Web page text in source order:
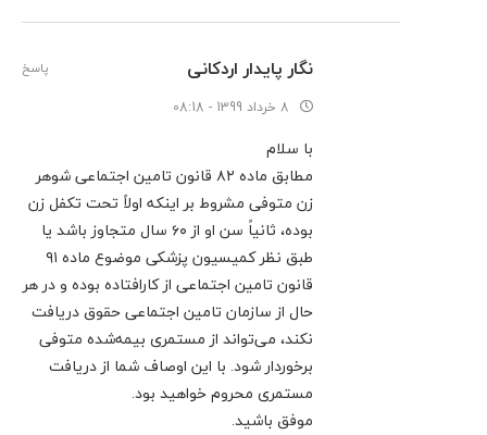
نگار پایدار اردکانی
8 خرداد 1399 - 08:18
با سلام
مطابق ماده ۸۲ قانون تامین اجتماعی شوهر
زن متوفی مشروط بر اینکه اولاً تحت تکفل زن
بوده، ثانیاً سن ‌او از ۶۰ سال متجاوز باشد یا
طبق نظر کمیسیون پزشکی موضوع ماده ۹۱
قانون تامین اجتماعی از کارافتاده بوده و در هر
حال از سازمان تامین اجتماعی حقوق دریافت
نکند، می‌تواند از مستمری بیمه‌شده متوفی
برخوردار شود. با این اوصاف شما از دریافت
مستمری محروم خواهید بود.
موفق باشید.
پاسخ